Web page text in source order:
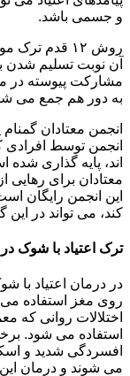
و جسمی باشد.
روش ۱۲ قدم
آن نوبت تسلیم شدن
مشارکت پیوسته در
به دور هم جمع می
انجمن توسط افرادی
اند، پایه گذاری
این انجمن رایگان
کند، می تواند در
ترک اعتیاد با شوک
در درمان اعتیاد با
روی مغز استفاده
اختلالات روانی که
استفاده می شود.
افسردگی شدید و
می شوند و درمان